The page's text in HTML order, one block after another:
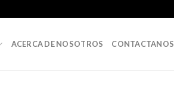
ACERCA DE NOSOTROS CONTACTANOS